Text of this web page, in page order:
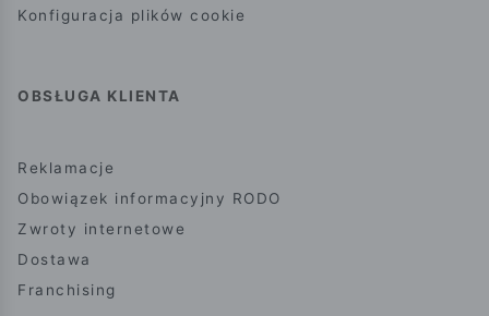
Konfiguracja plików cookie
OBSŁUGA KLIENTA
Reklamacje
Obowiązek informacyjny RODO
Zwroty internetowe
Dostawa
Franchising